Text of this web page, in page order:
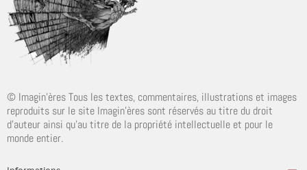
© Imagin'ères Tous les textes, commentaires, illustrations et images
reproduits sur le site Imagin'ères sont réservés au titre du droit
d'auteur ainsi qu'au titre de la propriété intellectuelle et pour le
monde entier.